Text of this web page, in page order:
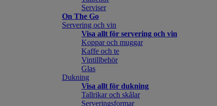
Serviser
On The Go
Servering och vin
Visa allt för servering och vin
Koppar och muggar
Kaffe och te
Vintillbehör
Glas
Dukning
Visa allt för dukning
Tallrikar och skålar
Serveringsformar